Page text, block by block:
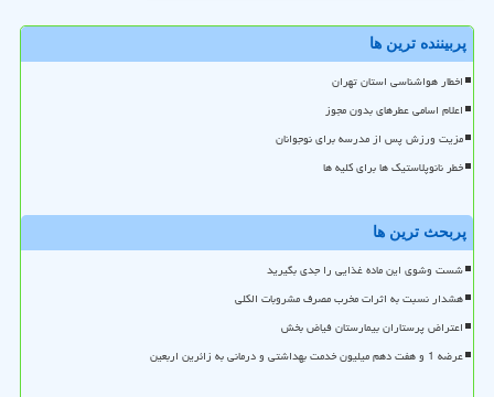
پربیننده ترین ها
اخطار هواشناسی استان تهران
اعلام اسامی عطرهای بدون مجوز
مزیت ورزش پس از مدرسه برای نوجوانان
خطر نانوپلاستیک ها برای کلیه ها
پربحث ترین ها
شست وشوی این ماده غذایی را جدی بگیرید
هشدار نسبت به اثرات مخرب مصرف مشروبات الکلی
اعتراض پرستاران بیمارستان فیاض بخش
عرضه 1 و هفت دهم میلیون خدمت بهداشتی و درمانی به زائرین اربعین